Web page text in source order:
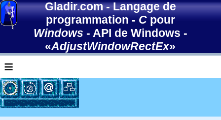
Gladir.com-Langage de
programmation-Cpour
Windows - API de Windows -
«AdjustWindowRectEx»
≡